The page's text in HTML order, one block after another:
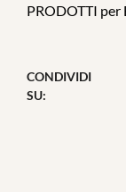
PRODOTTI per
CONDIVIDI
SU: